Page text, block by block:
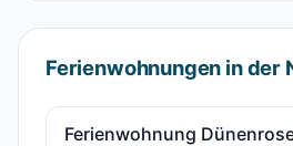
Ferienwohnungen in der
Ferienwohnung